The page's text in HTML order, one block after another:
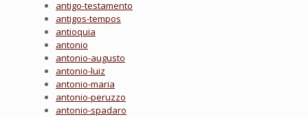
antigo-testamento
antigos-tempos
antioquia
antonio
antonio-augusto
antonio-luiz
antonio-maria
antonio-peruzzo
antonio-spadaro